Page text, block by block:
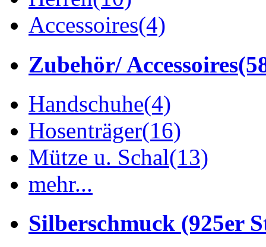
Accessoires(4)
Zubehör/ Accessoires
Handschuhe(4)
Hosenträger(16)
Mütze u. Schal(13)
mehr...
Silberschmuck (925er